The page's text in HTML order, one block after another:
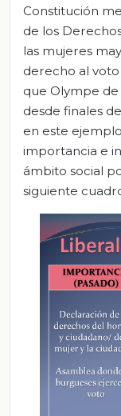
Constitución
de los
las mujeres
derecho al
que Olympe
desde finales
en este
importancia e
ámbito social
siguiente